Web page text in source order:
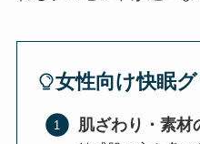
女性向け快眠
肌ざわり・素材